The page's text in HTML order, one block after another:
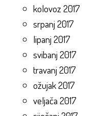
kolovoz 2017
srpanj 2017
lipanj 2017
svibanj 2017
travanj 2017
ožujak 2017
veljača 2017